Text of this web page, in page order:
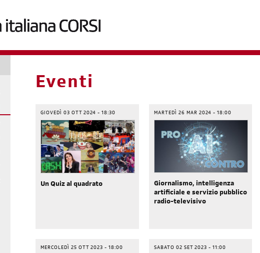
Eventi
GIOVEDÌ 03 OTT 2024 - 18:30
Un Quiz al quadrato
MARTEDÌ 26 MAR 2024 - 18:00
Giornalismo, intelligenza
artificiale e servizio pubblico
radio-televisivo
MERCOLEDÌ 25 OTT 2023 - 18:00 SABATO 02 SET 2023 - 11:00